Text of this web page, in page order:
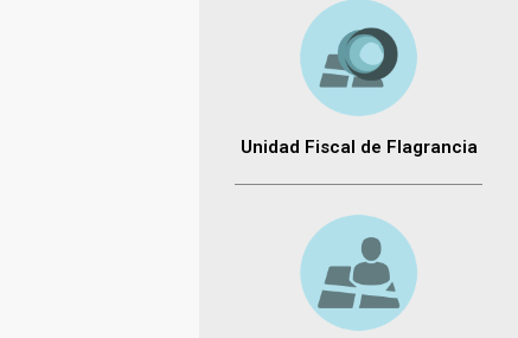
Unidad Fiscal de Flagrancia